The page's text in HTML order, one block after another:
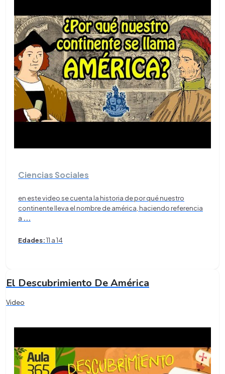
Ciencias Sociales
en este video se cuenta la historia de por qué nuestro
continente lleva el nombre de américa, haciendo referencia
a ...
Edades:11 a 14
El Descubrimiento De América
Video